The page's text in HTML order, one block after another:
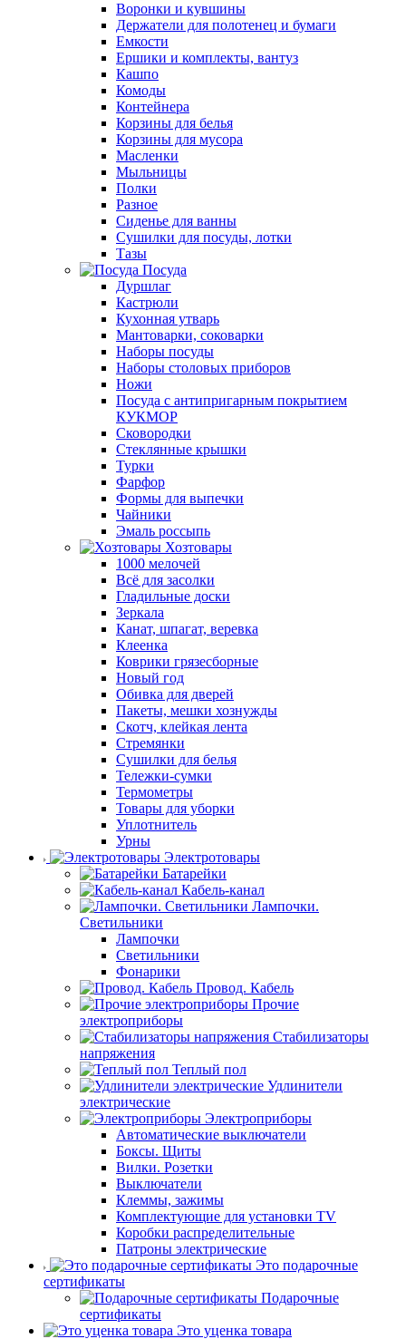
Воронки и кувшины
Держатели для полотенец и бумаги
Емкости
Ершики и комплекты, вантуз
Кашпо
Комоды
Контейнера
Корзины для белья
Корзины для мусора
Масленки
Мыльницы
Полки
Разное
Сиденье для ванны
Сушилки для посуды, лотки
Тазы
Посуда
Дуршлаг
Кастрюли
Кухонная утварь
Мантоварки, соковарки
Наборы посуды
Наборы столовых приборов
Ножи
Посуда с антипригарным покрытием
КУКМОР
Сковородки
Стеклянные крышки
Турки
Фарфор
Формы для выпечки
Чайники
Эмаль россыпь
Хозтовары
1000 мелочей
Всё для засолки
Гладильные доски
Зеркала
Канат, шпагат, веревка
Клеенка
Коврики грязесборные
Новый год
Обивка для дверей
Пакеты, мешки хознужды
Скотч, клейкая лента
Стремянки
Сушилки для белья
Тележки-сумки
Термометры
Товары для уборки
Уплотнитель
Урны
Электротовары
Батарейки
Кабель-канал
Лампочки.
Светильники
Лампочки
Светильники
Фонарики
Провод. Кабель
Прочие
электроприборы
Стабилизаторы
напряжения
Теплый пол
Удлинители
электрические
Электроприборы
Автоматические выключатели
Боксы. Щиты
Вилки. Розетки
Выключатели
Клеммы, зажимы
Комплектующие для установки TV
Коробки распределительные
Патроны электрические
Это подарочные
сертификаты
Подарочные
сертификаты
Это уценка товара